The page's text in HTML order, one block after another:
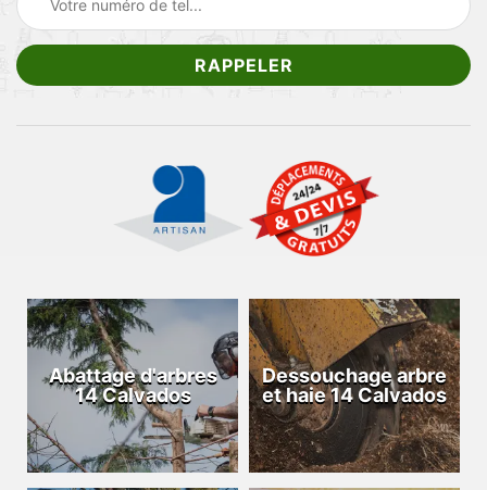
Abattage d'arbres
14 Calvados
Dessouchage arbre
et haie 14 Calvados